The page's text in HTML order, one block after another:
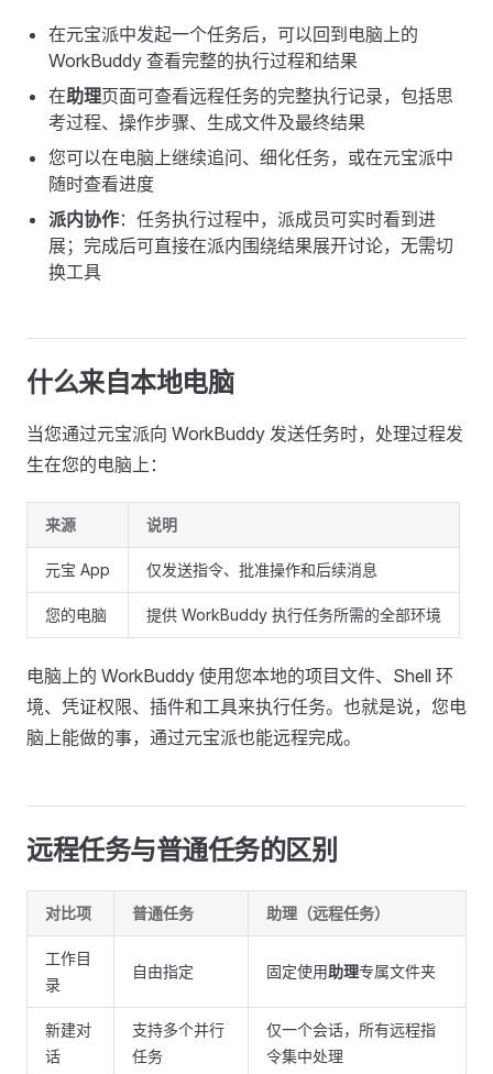
在元宝派中发起一个任务后，可以回到电脑上的
WorkBuddy 查看完整的执行过程和结果
在助理页面可查看远程任务的完整执行记录，包括思
考过程、操作步骤、生成文件及最终结果
您可以在电脑上继续追问、细化任务，或在元宝派中
随时查看进度
派内协作：任务执行过程中，派成员可实时看到进
展；完成后可直接在派内围绕结果展开讨论，无需切
换工具
什么来自本地电脑
当您通过元宝派向 WorkBuddy 发送任务时，处理过程发
生在您的电脑上：
来源 说明
元宝 App 仅发送指令、批准操作和后续消息
您的电脑 提供 WorkBuddy 执行任务所需的全部环境
电脑上的 WorkBuddy 使用您本地的项目文件、Shell 环
境、凭证权限、插件和工具来执行任务。也就是说，您电
脑上能做的事，通过元宝派也能远程完成。
远程任务与普通任务的区别
对比项 普通任务 助理（远程任务）
工作目
录
自由指定 固定使用助理专属文件夹
新建对
话
支持多个并行
任务
仅一个会话，所有远程指
令集中处理